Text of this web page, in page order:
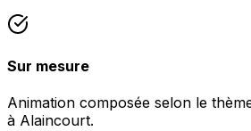
Sur mesure
Animation composée selon le
à Alaincourt.